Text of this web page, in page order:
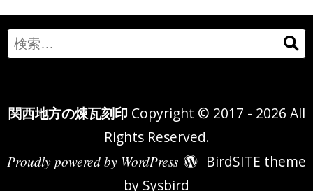
ビ
ゲ
ー
シ
ョ
Search
for:
関西地方の煉瓦刻印 Copyright © 2017 - 2026 All
Rights Reserved.
Proudly powered by WordPress
BirdSITE theme
by Sysbird